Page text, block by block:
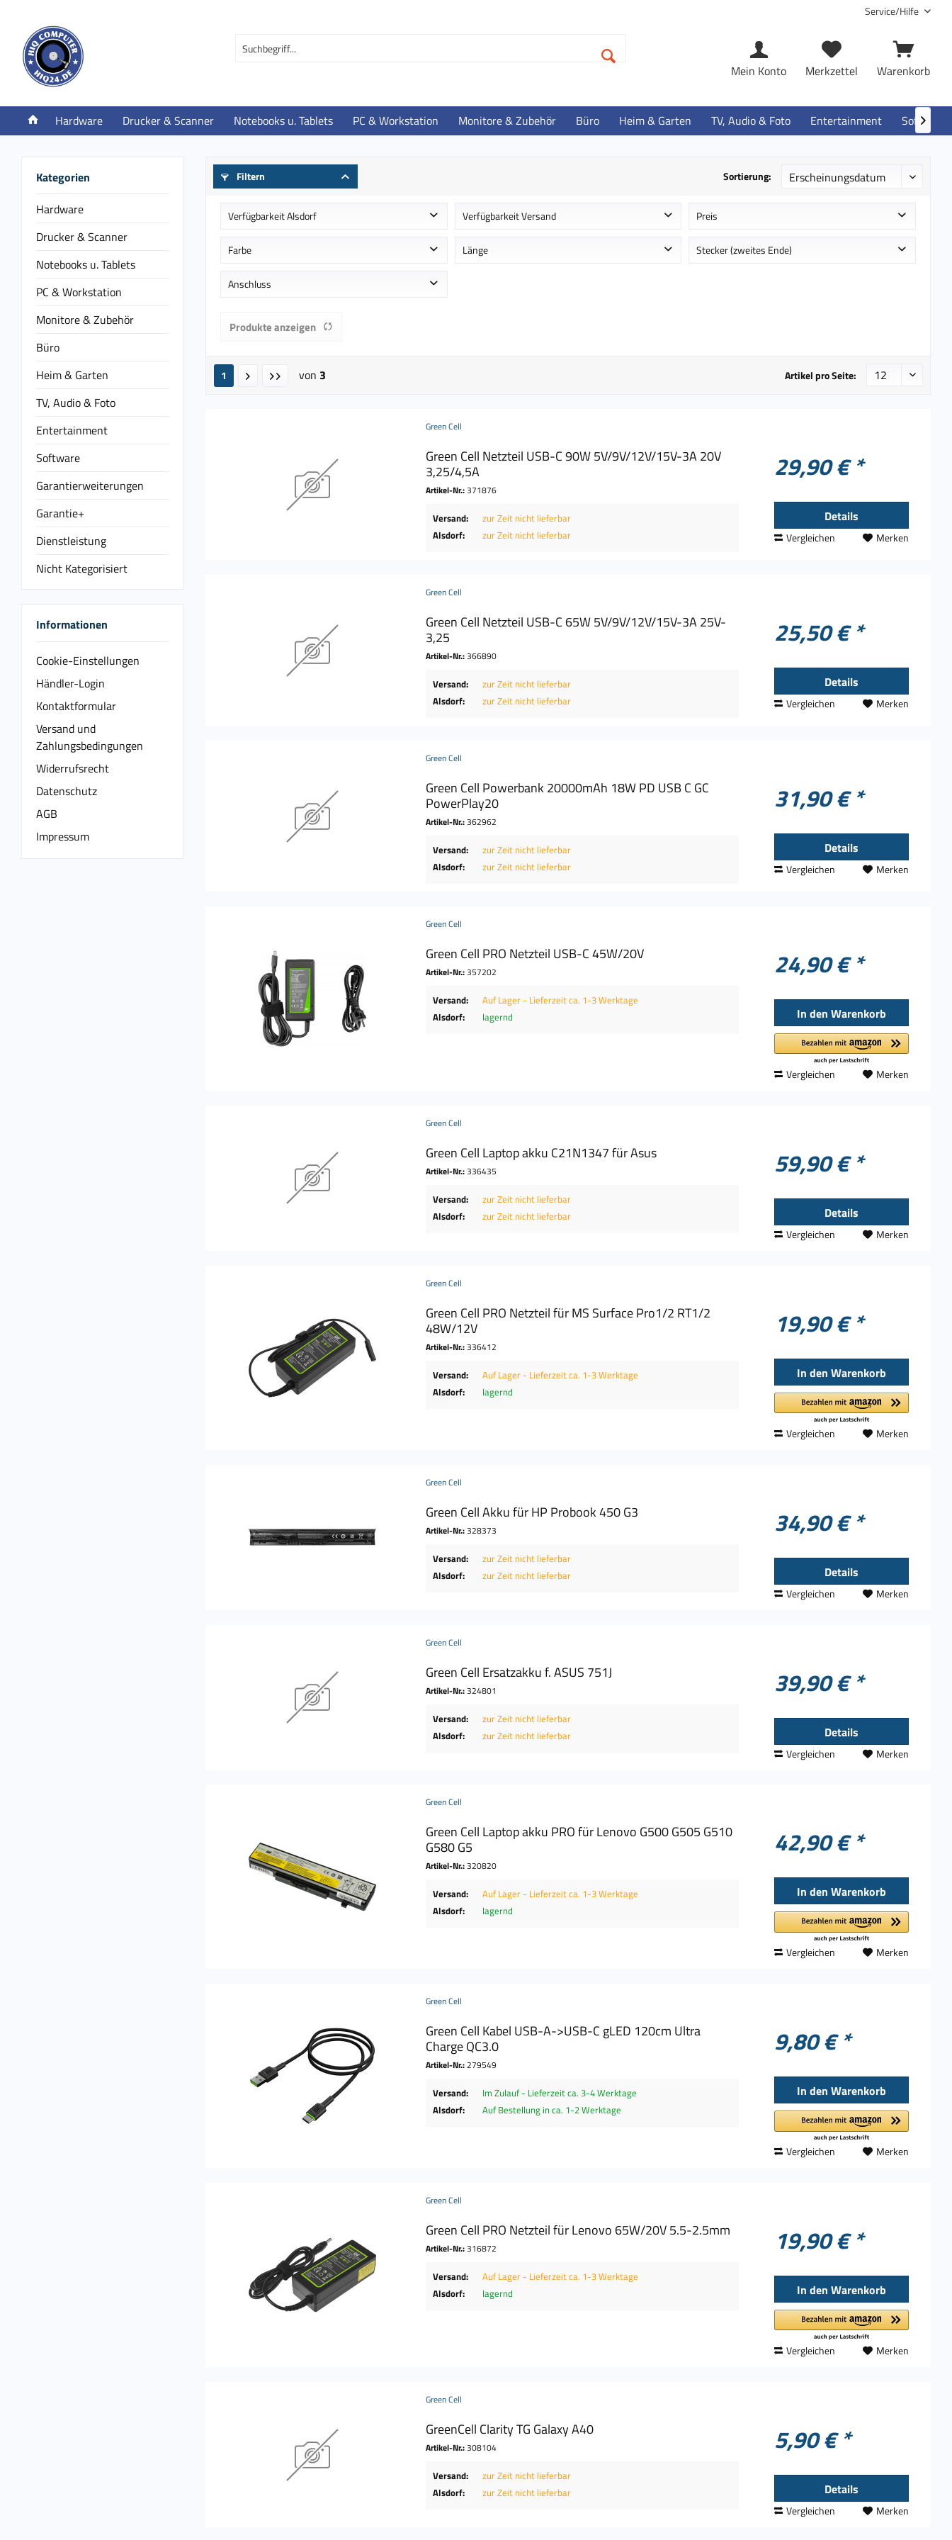
Service/Hilfe
Warenkorb
Merkzettel
Mein Konto
Hardware Drucker & Scanner Notebooks u. Tablets PC & Workstation Monitore & Zubehör Büro Heim & Garten TV, Audio & Foto Entertainment Software

Kategorien
Hardware
Drucker & Scanner
Notebooks u. Tablets
PC & Workstation
Monitore & Zubehör
Büro
Heim & Garten
TV, Audio & Foto
Entertainment
Software
Garantierweiterungen
Garantie+
Dienstleistung
Nicht Kategorisiert
Informationen
Cookie-Einstellungen
Händler-Login
Kontaktformular
Versand und
Zahlungsbedingungen
Widerrufsrecht
Datenschutz
AGB
Impressum
Filtern Sortierung:
Verfügbarkeit Alsdorf
Auf Bestellung in ca. 1-2 Werktage
Verfügbarkeit Versand
Auf Lager - Lieferzeit ca. 1-3 Werktage
Preis
Farbe
Schwarz
Länge Stecker (zweites Ende)
Anschluss
Produkte anzeigen
1 von 3 Artikel pro Seite:
Green Cell
Green Cell Netzteil USB-C 90W 5V/9V/12V/15V-3A 20V
3,25/4,5A
Artikel-Nr.:371876
Versand:
zur Zeit nicht lieferbar
Alsdorf:
zur Zeit nicht lieferbar
29,90 € *
Details
Vergleichen Merken
Green Cell
Green Cell Netzteil USB-C 65W 5V/9V/12V/15V-3A 25V-
3,25
Artikel-Nr.:366890
Versand:
zur Zeit nicht lieferbar
Alsdorf:
zur Zeit nicht lieferbar
25,50 € *
Details
Vergleichen Merken
Green Cell
Green Cell Powerbank 20000mAh 18W PD USB C GC
PowerPlay20
Artikel-Nr.:362962
Versand:
zur Zeit nicht lieferbar
Alsdorf:
zur Zeit nicht lieferbar
31,90 € *
Details
Vergleichen Merken
Green Cell
Green Cell PRO Netzteil USB-C 45W/20V
Artikel-Nr.:357202
Versand:
Auf Lager - Lieferzeit ca. 1-3 Werktage
Alsdorf:
lagernd
24,90 € *
In den Warenkorb
Vergleichen Merken
Green Cell
Green Cell Laptop akku C21N1347 für Asus
Artikel-Nr.:336435
Versand:
zur Zeit nicht lieferbar
Alsdorf:
zur Zeit nicht lieferbar
59,90 € *
Details
Vergleichen Merken
Green Cell
Green Cell PRO Netzteil für MS Surface Pro1/2 RT1/2
48W/12V
Artikel-Nr.:336412
Versand:
Auf Lager - Lieferzeit ca. 1-3 Werktage
Alsdorf:
lagernd
19,90 € *
In den Warenkorb
Vergleichen Merken
Green Cell
Green Cell Akku für HP Probook 450 G3
Artikel-Nr.:328373
Versand:
zur Zeit nicht lieferbar
Alsdorf:
zur Zeit nicht lieferbar
34,90 € *
Details
Vergleichen Merken
Green Cell
Green Cell Ersatzakku f. ASUS 751J
Artikel-Nr.:324801
Versand:
zur Zeit nicht lieferbar
Alsdorf:
zur Zeit nicht lieferbar
39,90 € *
Details
Vergleichen Merken
Green Cell
Green Cell Laptop akku PRO für Lenovo G500 G505 G510
G580 G5
Artikel-Nr.:320820
Versand:
Auf Lager - Lieferzeit ca. 1-3 Werktage
Alsdorf:
lagernd
42,90 € *
In den Warenkorb
Vergleichen Merken
Green Cell
Green Cell Kabel USB-A->USB-C gLED 120cm Ultra
Charge QC3.0
Artikel-Nr.:279549
Versand:
Im Zulauf - Lieferzeit ca. 3-4 Werktage
Alsdorf:
Auf Bestellung in ca. 1-2 Werktage
9,80 € *
In den Warenkorb
Vergleichen Merken
Green Cell
Green Cell PRO Netzteil für Lenovo 65W/20V 5.5-2.5mm
Artikel-Nr.:316872
Versand:
Auf Lager - Lieferzeit ca. 1-3 Werktage
Alsdorf:
lagernd
19,90 € *
In den Warenkorb
Vergleichen Merken
Green Cell
GreenCell Clarity TG Galaxy A40
Artikel-Nr.:308104
Versand:
zur Zeit nicht lieferbar
Alsdorf:
zur Zeit nicht lieferbar
5,90 € *
Details
Vergleichen Merken